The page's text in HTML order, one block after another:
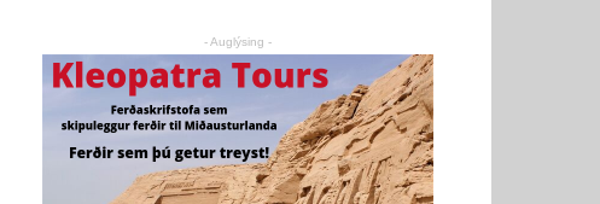
- Auglýsing -